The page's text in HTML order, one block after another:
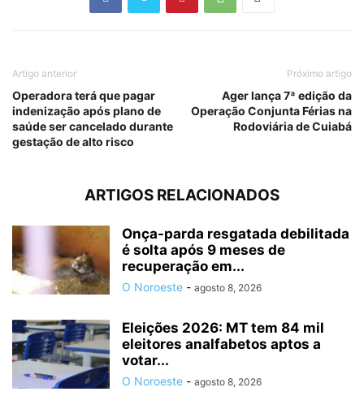
Artigo anterior
Operadora terá que pagar
indenização após plano de
saúde ser cancelado durante
gestação de alto risco
Próximo artigo
Ager lança 7ª edição da
Operação Conjunta Férias na
Rodoviária de Cuiabá
ARTIGOS RELACIONADOS
Onça-parda resgatada debilitada
é solta após 9 meses de
recuperação em...
O Noroeste - agosto 8, 2026
Eleições 2026: MT tem 84 mil
eleitores analfabetos aptos a
votar...
O Noroeste - agosto 8, 2026